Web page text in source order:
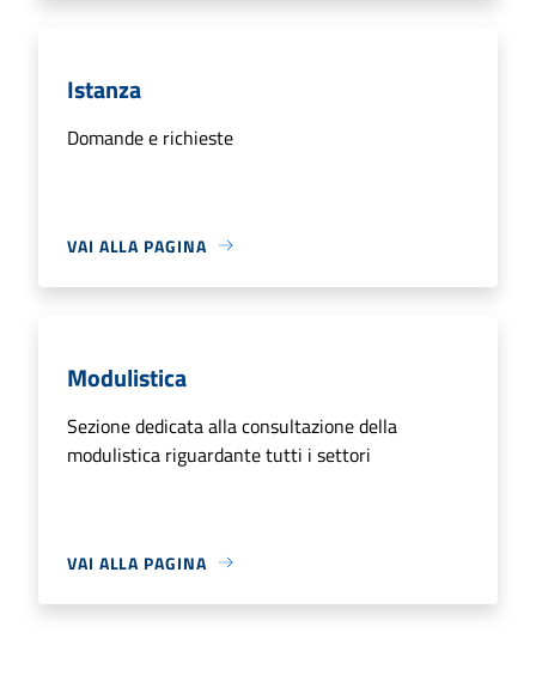
Istanza
Domande e richieste
VAI ALLA PAGINA
Modulistica
Sezione dedicata alla consultazione della
modulistica riguardante tutti i settori
VAI ALLA PAGINA